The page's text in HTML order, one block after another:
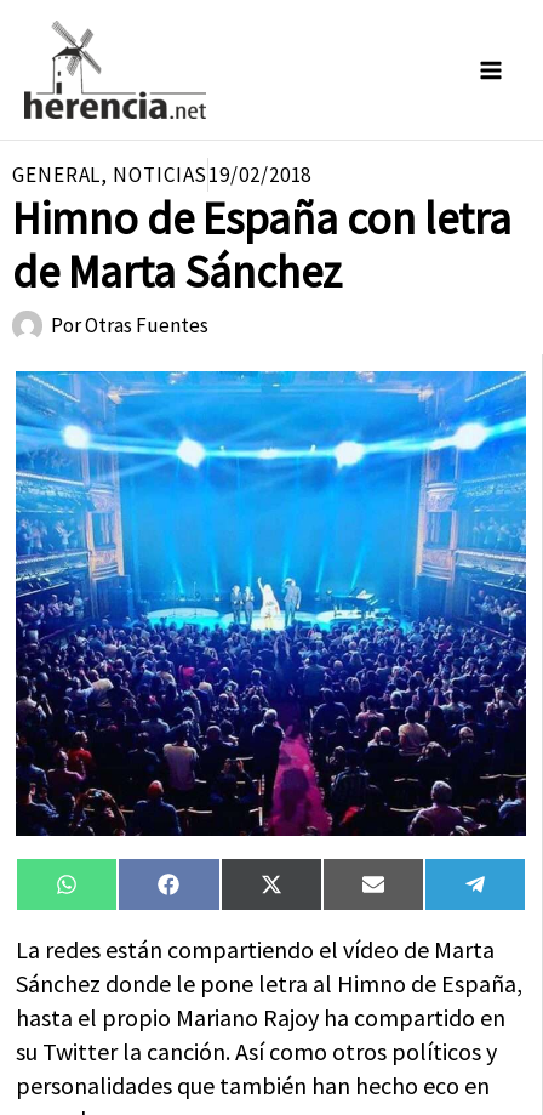
contenido
GENERAL, NOTICIAS19/02/2018
Himno de España con letra
de Marta Sánchez
PorOtras Fuentes
Compartir
en
WhatsAppCompartir
en
FacebookCompartir
en
X
(Twitter)
Compartir
en
Email
en
La redes están compartiendo el vídeo de Marta
Sánchez donde le pone letra al Himno de España,
hasta el propio Mariano Rajoy ha compartido en
su Twitter la canción. Así como otros políticos y
personalidades que también han hecho eco en